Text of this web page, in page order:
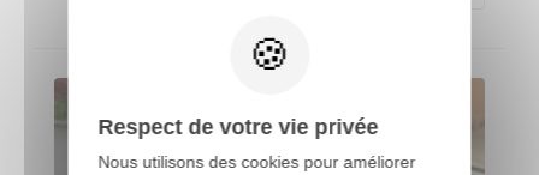
Respect de votre vie privée
Nous utilisons des cookies pour améliorer